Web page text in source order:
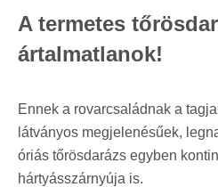
A termetes
ártalmatlanok!
Ennek a rovarcsaládnak a
látványos megjelenésűek,
óriás tőrösdarázs egyben
hártyásszárnyúja is.